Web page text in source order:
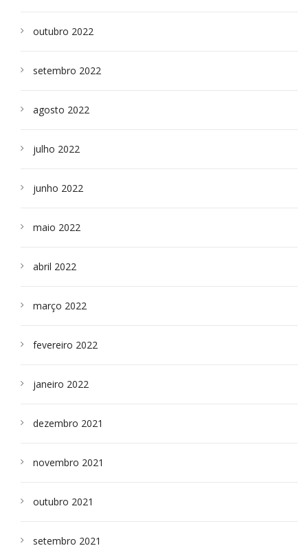
outubro 2022
setembro 2022
agosto 2022
julho 2022
junho 2022
maio 2022
abril 2022
março 2022
fevereiro 2022
janeiro 2022
dezembro 2021
novembro 2021
outubro 2021
setembro 2021